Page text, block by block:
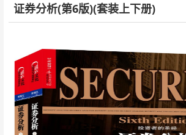
证券分析(第6版)(套装上下册)